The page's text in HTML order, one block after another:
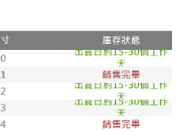
費
費